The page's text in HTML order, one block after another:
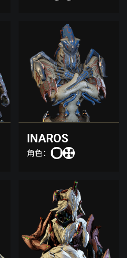
INAROS
角色：